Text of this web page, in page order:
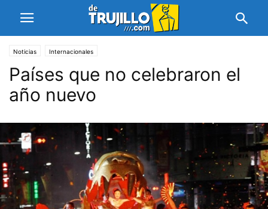
Noticias Internacionales
Países que no celebraron el
año nuevo